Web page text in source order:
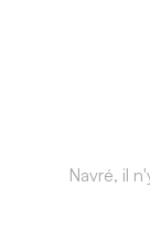
Navré, il